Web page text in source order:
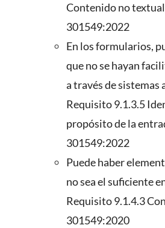
Contenido no
301549:2022
En los formularios,
que no se hayan
a través de sistemas
Requisito 9.1.3.5
propósito de la
301549:2022
Puede haber
no sea el suficiente
Requisito 9.1.4.3
301549:2020